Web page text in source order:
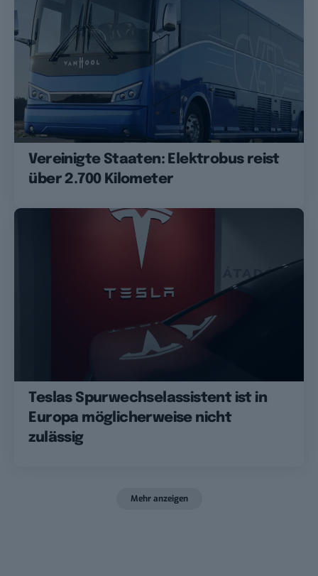
Vereinigte Staaten: Elektrobus reist
über 2.700 Kilometer
Teslas Spurwechselassistent ist in
Europa möglicherweise nicht
zulässig
Mehr anzeigen